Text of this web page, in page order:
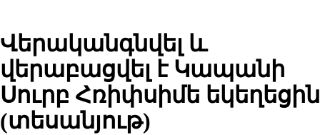
Վերականգնվել և
վերաբացվել է Կապանի
Սուրբ Հռիփսիմե եկեղեցին
(տեսանյութ)